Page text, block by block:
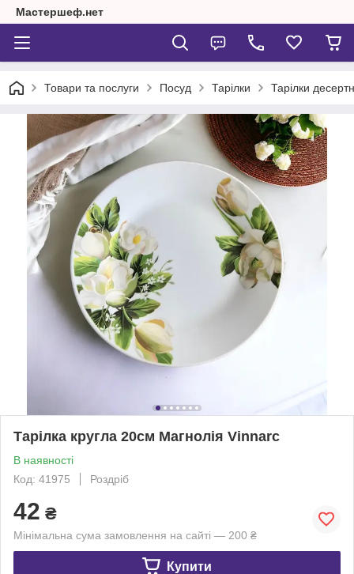
Мастершеф.нет
Товари та послуги Посуд Тарілки Тарілки
Тарілка кругла 20см Магнолія Vinnarc
В наявності
Код: 41975
Роздріб
42 ₴
Мінімальна сума замовлення на сайті — 200 ₴
Купити